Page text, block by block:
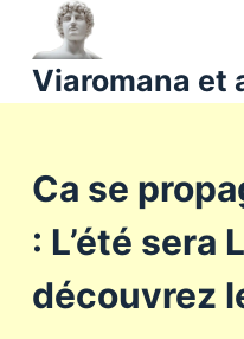
a
o
Viaromana et
Ca se
: L’été sera
découvrez